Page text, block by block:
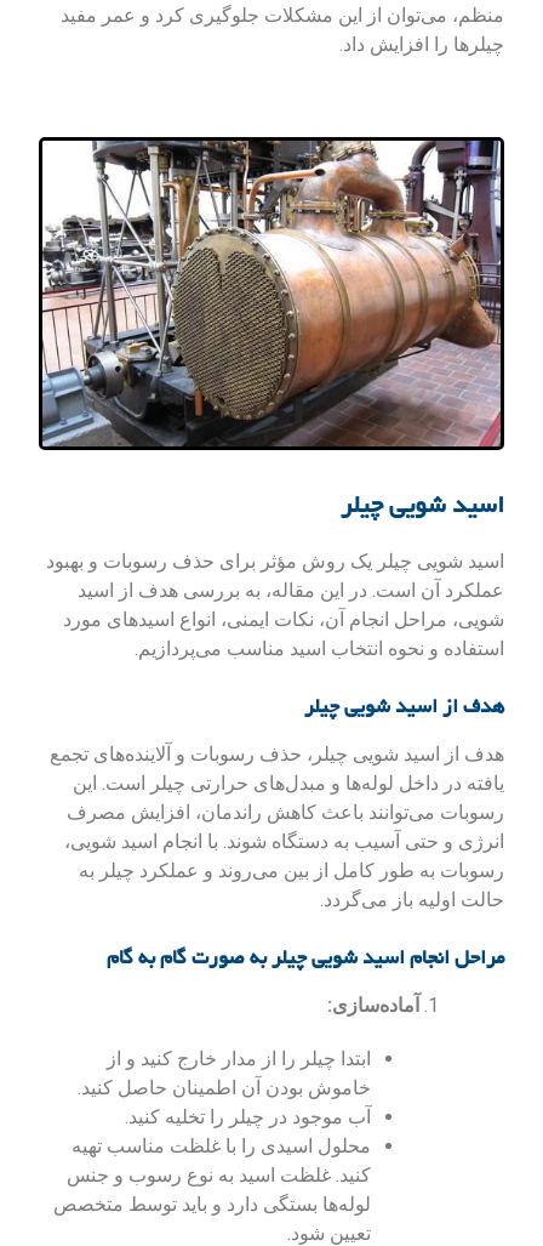
منظم، می‌توان از این مشکلات جلوگیری کرد و عمر مفید
چیلرها را افزایش داد.
اسید شویی چیلر
اسید شویی چیلر یک روش مؤثر برای حذف رسوبات و بهبود
عملکرد آن است. در این مقاله، به بررسی هدف از اسید
شویی، مراحل انجام آن، نکات ایمنی، انواع اسیدهای مورد
استفاده و نحوه انتخاب اسید مناسب می‌پردازیم.
هدف از اسید شویی چیلر
هدف از اسید شویی چیلر، حذف رسوبات و آلاینده‌های تجمع
یافته در داخل لوله‌ها و مبدل‌های حرارتی چیلر است. این
رسوبات می‌توانند باعث کاهش راندمان، افزایش مصرف
انرژی و حتی آسیب به دستگاه شوند. با انجام اسید شویی،
رسوبات به طور کامل از بین می‌روند و عملکرد چیلر به
حالت اولیه باز می‌گردد.
مراحل انجام اسید شویی چیلر به صورت گام به گام
آماده‌سازی:
ابتدا چیلر را از مدار خارج کنید و از
خاموش بودن آن اطمینان حاصل کنید.
آب موجود در چیلر را تخلیه کنید.
محلول اسیدی را با غلظت مناسب تهیه
کنید. غلظت اسید به نوع رسوب و جنس
لوله‌ها بستگی دارد و باید توسط متخصص
تعیین شود.